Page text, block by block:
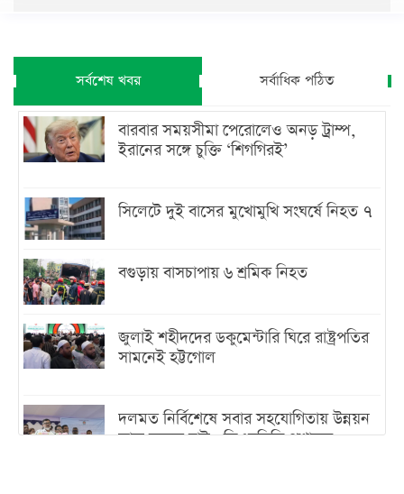
সর্বশেষ খবর সর্বাধিক পঠিত
বারবার সময়সীমা পেরোলেও অনড় ট্রাম্প,
ইরানের সঙ্গে চুক্তি ‘শিগগিরই’
সিলেটে দুই বাসের মুখোমুখি সংঘর্ষে নিহত ৭
বগুড়ায় বাসচাপায় ৬ শ্রমিক নিহত
জুলাই শহীদদের ডকুমেন্টারি ঘিরে রাষ্ট্রপতির
সামনেই হট্টগোল
দলমত নির্বিশেষে সবার সহযোগিতায় উন্নয়ন
কাজ করতে চাই : ডিএনসিসি প্রশাসক